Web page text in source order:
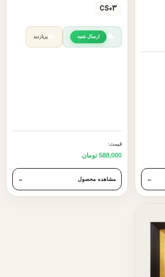
←
CS03
ارسال شنبه پربازدید
قیمت:
588,000 تومان
مشاهده محصول ←